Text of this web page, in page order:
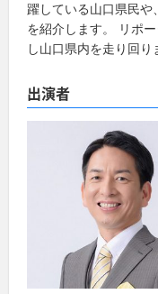
躍している山口県民や
を紹介します。 リポ
し山口県内を走り回り
出演者